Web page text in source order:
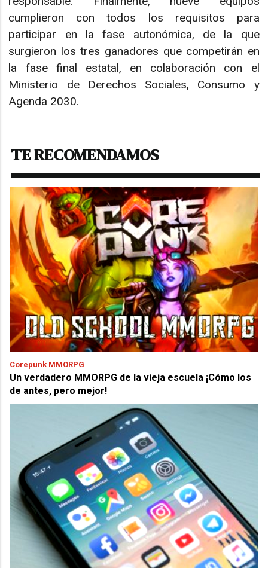
cumplieron con todos los requisitos para
participar en la fase autonómica, de la que
surgieron los tres ganadores que competirán en
la fase final estatal, en colaboración con el
Ministerio de Derechos Sociales, Consumo y
Agenda 2030.
TE RECOMENDAMOS
Corepunk MMORPG
Un verdadero MMORPG de la vieja escuela ¡Cómo los
de antes, pero mejor!